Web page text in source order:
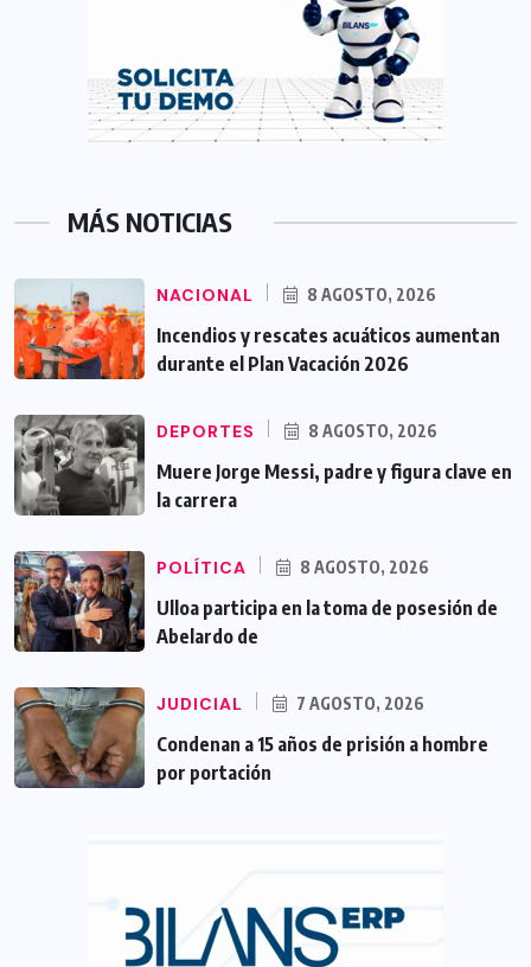
MÁS NOTICIAS
NACIONAL 8 AGOSTO, 2026
Incendios y rescates acuáticos aumentan
durante el Plan Vacación 2026
DEPORTES 8 AGOSTO, 2026
Muere Jorge Messi, padre y figura clave en
la carrera
POLÍTICA 8 AGOSTO, 2026
Ulloa participa en la toma de posesión de
Abelardo de
JUDICIAL 7 AGOSTO, 2026
Condenan a 15 años de prisión a hombre
por portación